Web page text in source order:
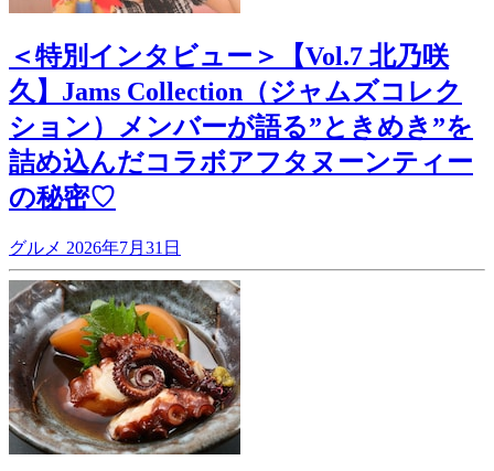
＜特別インタビュー＞【Vol.7 北乃咲
久】Jams Collection（ジャムズコレク
ション）メンバーが語る”ときめき”を
詰め込んだコラボアフタヌーンティー
の秘密♡
グルメ 2026年7月31日